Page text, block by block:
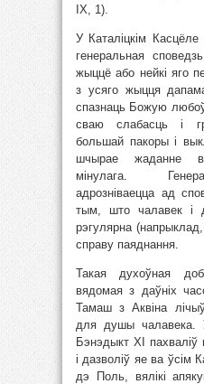
IX, 1).
У Каталіцкім Касцёле
генеральная
жыццё або нейкі яго
з усяго жыцця
спазнаць Божую
сваю слабасць і
большай пакоры і
шчырае жаданне
мінулага.
адрозніваецца ад
тым, што чалавек і
рэгулярна
справу паяднання.
Такая духоўная
вядомая з даўніх
Тамаш з Аквіна
для душы чалавека.
Бэнэдыкт XI пахваліў
і дазволіў яе ва ўсім
дэ Поль, вялікі